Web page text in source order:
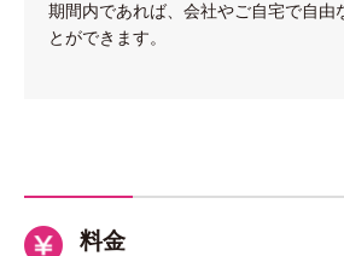
期間内であれば、会社やご自宅で自由
とができます。
料金